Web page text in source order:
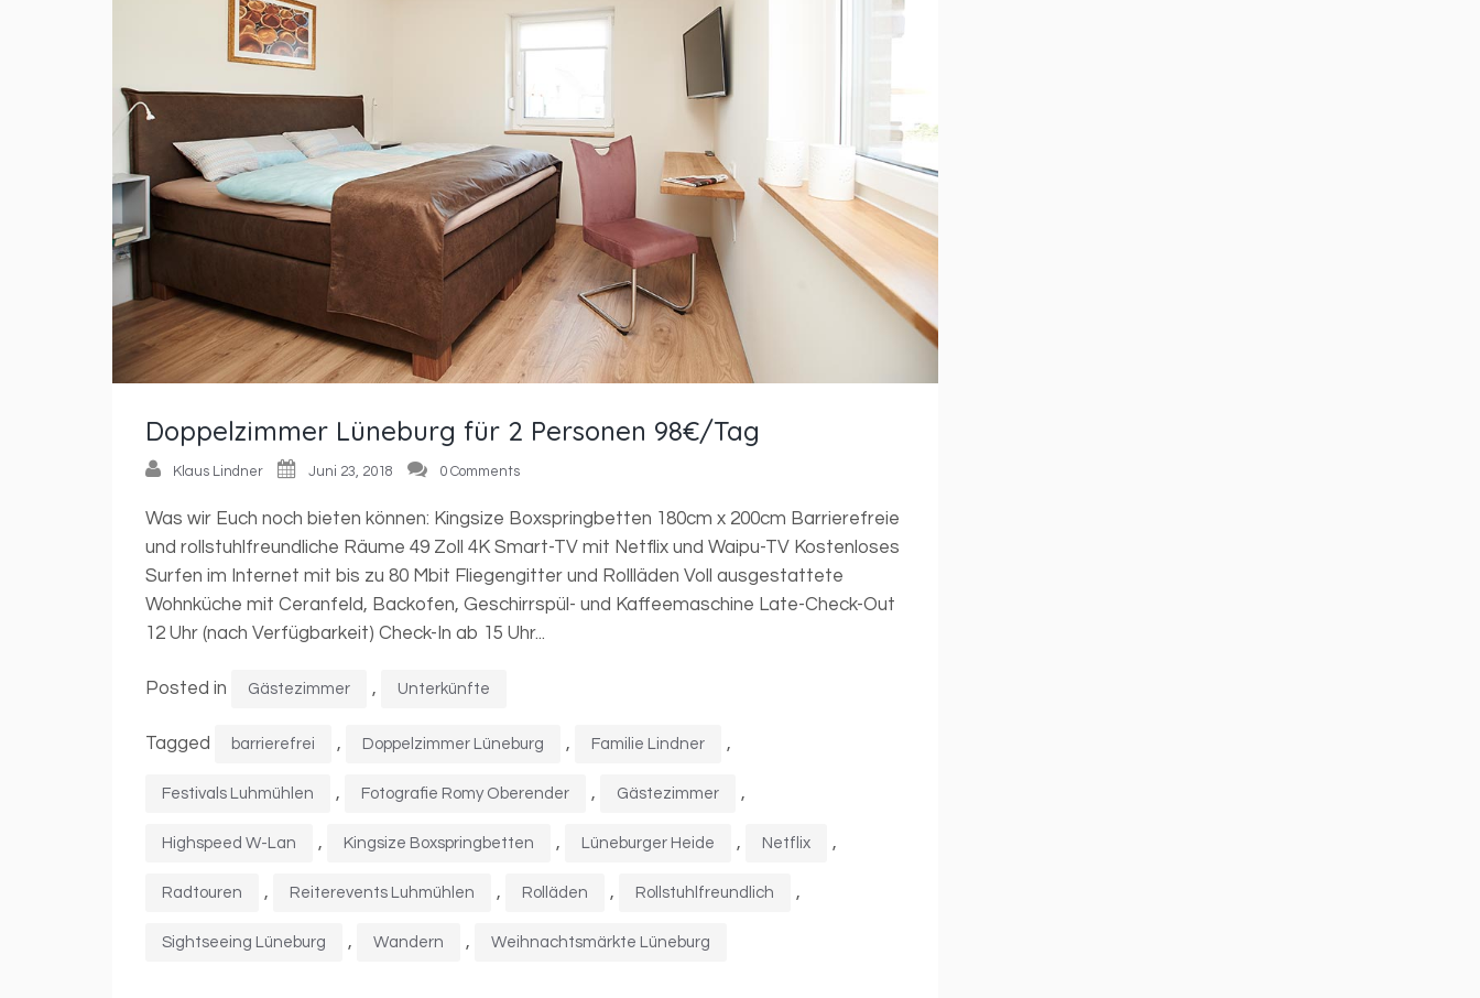
Doppelzimmer Lüneburg für 2 Personen 98€/Tag
Klaus Lindner Juni 23, 2018 0 Comments
Was wir Euch noch bieten können: Kingsize Boxspringbetten 180cm x 200cm Barrierefreie
und rollstuhlfreundliche Räume 49 Zoll 4K Smart-TV mit Netflix und Waipu-TV Kostenloses
Surfen im Internet mit bis zu 80 Mbit Fliegengitter und Rollläden Voll ausgestattete
Wohnküche mit Ceranfeld, Backofen, Geschirrspül- und Kaffeemaschine Late-Check-Out
12 Uhr (nach Verfügbarkeit) Check-In ab 15 Uhr...
Posted in Gästezimmer , Unterkünfte
Tagged barrierefrei , Doppelzimmer Lüneburg , Familie Lindner ,
Festivals Luhmühlen , Fotografie Romy Oberender , Gästezimmer ,
Highspeed W-Lan , Kingsize Boxspringbetten , Lüneburger Heide , Netflix ,
Radtouren , Reiterevents Luhmühlen , Rolläden , Rollstuhlfreundlich ,
Sightseeing Lüneburg , Wandern , Weihnachtsmärkte Lüneburg